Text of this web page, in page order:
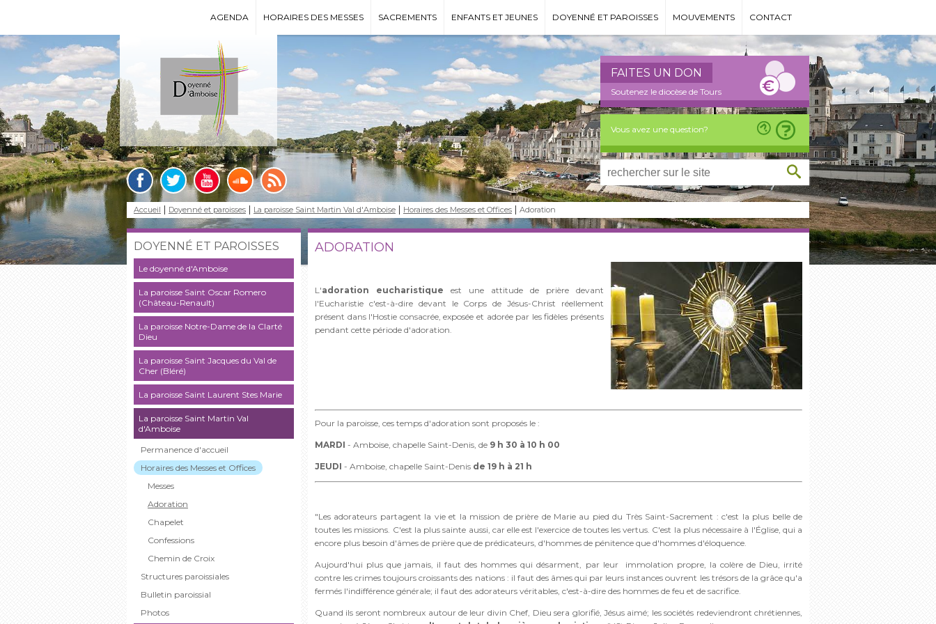
AGENDA HORAIRES DES MESSES SACREMENTS ENFANTS ET JEUNES DOYENNÉ ET PAROISSES MOUVEMENTS CONTACT
FAITES UN DON
Soutenez le diocèse de Tours
Vous avez une question?
Accueil Doyenné et paroisses La paroisse Saint Martin Val d'Amboise Horaires des Messes et Offices Adoration
DOYENNÉ ET PAROISSES
Le doyenné d'Amboise
La paroisse Saint Oscar Romero
(Château-Renault)
La paroisse Notre-Dame de la Clarté
Dieu
La paroisse Saint Jacques du Val de
Cher (Bléré)
La paroisse Saint Laurent Stes Marie
La paroisse Saint Martin Val
d'Amboise
Permanence d'accueil
Horaires des Messes et Offices
Messes
Adoration
Chapelet
Confessions
Chemin de Croix
Structures paroissiales
Bulletin paroissial
Photos
ADORATION
L'adoration eucharistique est une attitude de prière devant
l'Eucharistie c'est-à-dire devant le Corps de Jésus-Christ réellement
présent dans l'Hostie consacrée, exposée et adorée par les fidèles présents
pendant cette période d'adoration.
Pour la paroisse, ces temps d'adoration sont proposés le :
MARDI - Amboise, chapelle Saint-Denis, de 9 h 30 à 10 h 00
JEUDI - Amboise, chapelle Saint-Denis de 19 h à 21 h
"Les adorateurs partagent la vie et la mission de prière de Marie au pied du Très Saint-Sacrement : c'est la plus belle de
toutes les missions. C'est la plus sainte aussi, car elle est l'exercice de toutes les vertus. C'est la plus nécessaire à l'Église, qui a
encore plus besoin d'âmes de prière que de prédicateurs, d'hommes de pénitence que d'hommes d'éloquence.
Aujourd'hui plus que jamais, il faut des hommes qui désarment, par leur immolation propre, la colère de Dieu, irrité
contre les crimes toujours croissants des nations : il faut des âmes qui par leurs instances ouvrent les trésors de la grâce qu'a
fermés l'indifférence générale; il faut des adorateurs véritables, c'est-à-dire des hommes de feu et de sacrifice.
Quand ils seront nombreux autour de leur divin Chef, Dieu sera glorifié, Jésus aimé; les sociétés redeviendront chrétiennes,